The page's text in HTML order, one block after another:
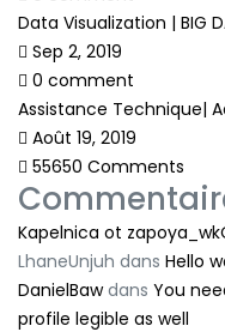
Data Visualization | BIG
Sep 2, 2019
0 comment
Assistance Technique|
Août 19, 2019
55650 Comments
Kapelnica ot
LhaneUnjuh dans Hello
DanielBawdans You
profile legible as well